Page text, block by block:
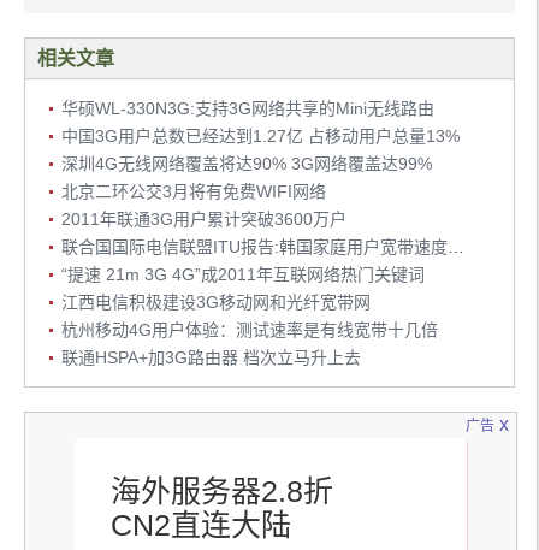
相关文章
华硕WL-330N3G:支持3G网络共享的Mini无线路由
中国3G用户总数已经达到1.27亿 占移动用户总量13%
深圳4G无线网络覆盖将达90% 3G网络覆盖达99%
北京二环公交3月将有免费WIFI网络
2011年联通3G用户累计突破3600万户
“提速 21m 3G 4G”成2011年互联网络热门关键词
江西电信积极建设3G移动网和光纤宽带网
杭州移动4G用户体验：测试速率是有线宽带十几倍
联通HSPA+加3G路由器 档次立马升上去
广告
海外服务器2.8折
CN2直连大陆
x